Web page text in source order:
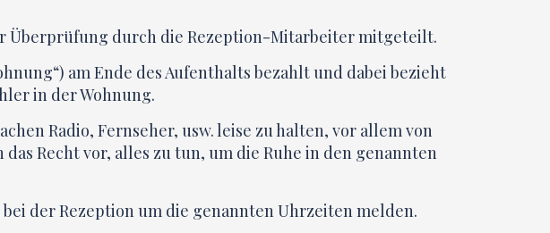
Überprüfung durch die Rezeption-Mitarbeiter mitgeteilt.
am Ende des Aufenthalts bezahlt und dabei bezieht
in der Wohnung.
Radio, Fernseher, usw. leise zu halten, vor allem von
das Recht vor, alles zu tun, um die Ruhe in den genannten
der Rezeption um die genannten Uhrzeiten melden.